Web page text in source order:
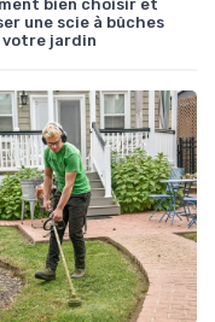
bien choisir et
une scie à bûches
votre jardin